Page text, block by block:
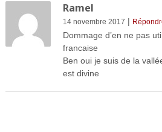
Ramel
14 novembre 2017 |
Dommage d’en ne pas
francaise
Ben oui je suis de la
est divine